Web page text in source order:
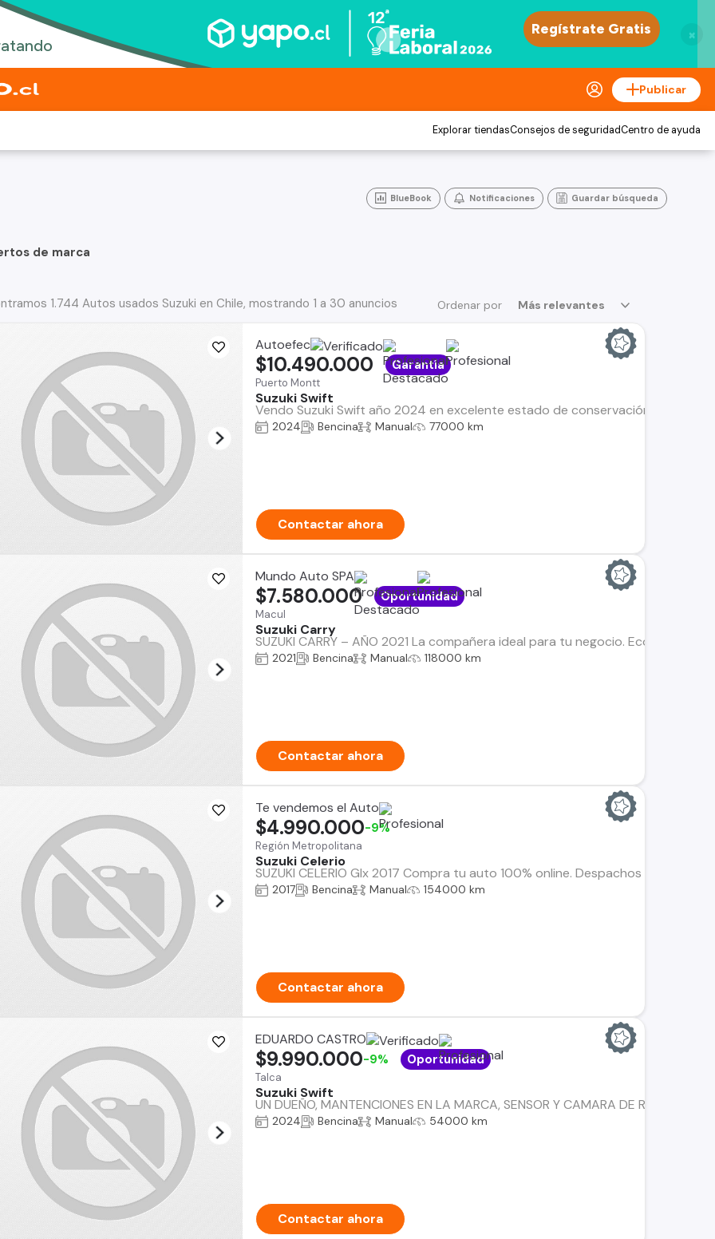
×
Publicar
Explorar tiendasConsejos de seguridadCentro de ayuda
BlueBook Notificaciones Guardar búsqueda
de marca
Ordenar por Más relevantes
1.744 Autos usados Suzuki en Chile, mostrando 1 a 30 anuncios
Autoefec
Puerto Montt
Suzuki Swift
Vendo Suzuki Swift año 2024 en excelente estado de conservación, un
$10.490.000 Garantía
2024 Bencina Manual 77000 km
Contactar ahora
Mundo Auto SPA
Macul
Suzuki Carry
SUZUKI CARRY – AÑO 2021 La compañera ideal para tu negocio.
$7.580.000 Oportunidad
2021 Bencina Manual 118000 km
Contactar ahora
Te vendemos el Auto
Región Metropolitana
Suzuki Celerio
SUZUKI CELERIO Glx 2017 Compra tu auto 100% online. Despachos dentro
$4.990.000-9%
2017 Bencina Manual 154000 km
Contactar ahora
EDUARDO CASTRO
Talca
Suzuki Swift
UN DUEÑO, MANTENCIONES EN LA MARCA, SENSOR Y CAMARA DE
$9.990.000-9% Oportunidad
2024 Bencina Manual 54000 km
Contactar ahora